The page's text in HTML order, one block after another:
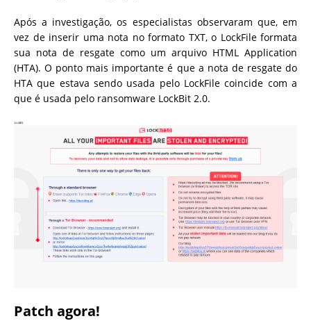
Após a investigação, os especialistas observaram que, em
vez de inserir uma nota no formato TXT, o LockFile formata
sua nota de resgate como um arquivo HTML Application
(HTA). O ponto mais importante é que a nota de resgate do
HTA que estava sendo usada pelo LockFile coincide com a
que é usada pelo ransomware LockBit 2.0.
Patch agora!